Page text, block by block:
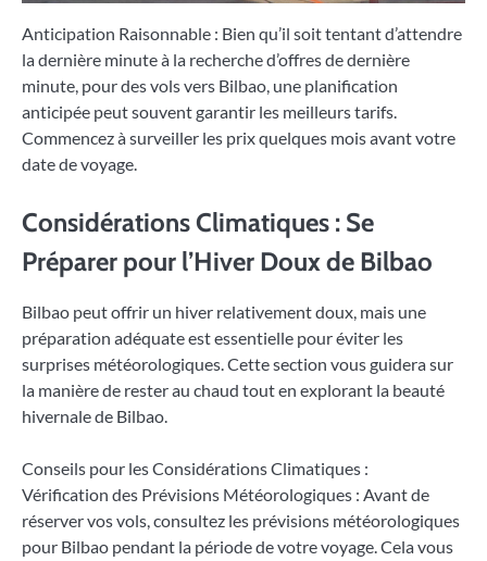
Anticipation Raisonnable : Bien qu’il soit tentant d’attendre
la dernière minute à la recherche d’offres de dernière
minute, pour des vols vers Bilbao, une planification
anticipée peut souvent garantir les meilleurs tarifs.
Commencez à surveiller les prix quelques mois avant votre
date de voyage.
Considérations Climatiques : Se
Préparer pour l’Hiver Doux de Bilbao
Bilbao peut offrir un hiver relativement doux, mais une
préparation adéquate est essentielle pour éviter les
surprises météorologiques. Cette section vous guidera sur
la manière de rester au chaud tout en explorant la beauté
hivernale de Bilbao.
Conseils pour les Considérations Climatiques :
Vérification des Prévisions Météorologiques : Avant de
réserver vos vols, consultez les prévisions météorologiques
pour Bilbao pendant la période de votre voyage. Cela vous